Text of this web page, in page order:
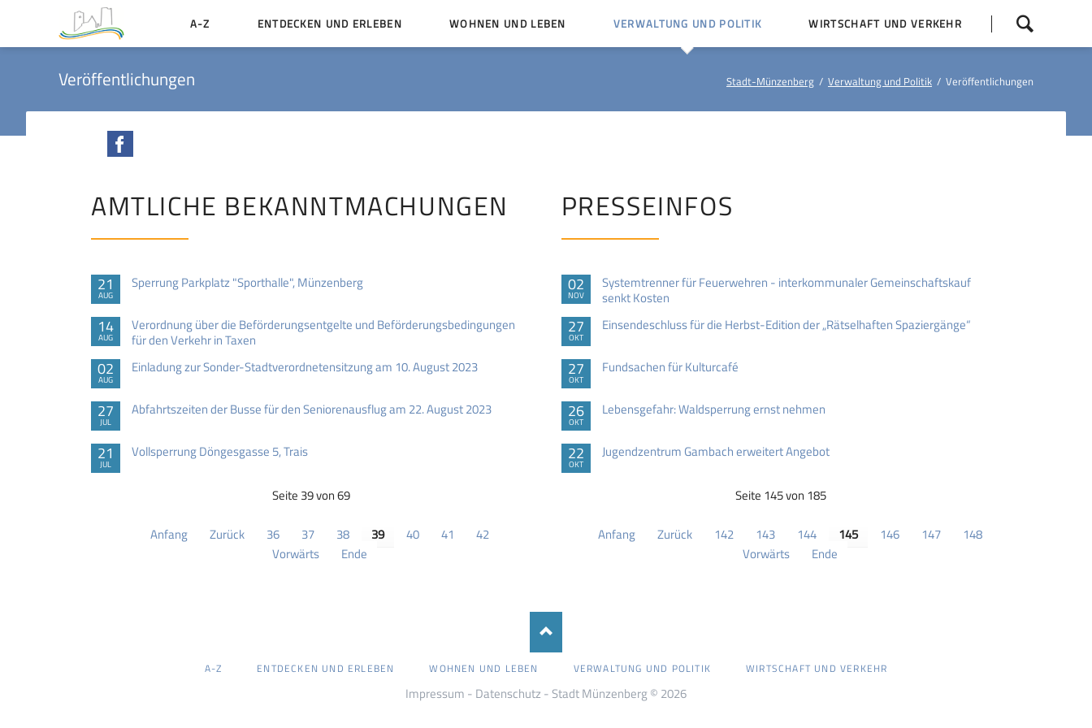
überspringen
A-Z ENTDECKEN UND ERLEBEN WOHNEN UND LEBEN VERWALTUNG UND POLITIK
Politische Gremien
WIRTSCHAFT UND VERKEHR
Veröffentlichungen Stadt-Münzenberg Verwaltung und Politik Veröffentlichungen
AMTLICHE BEKANNTMACHUNGEN
21
AUG
Sperrung Parkplatz "Sporthalle", Münzenberg
14
AUG
Verordnung über die Beförderungsentgelte und Beförderungsbedingungen
für den Verkehr in Taxen
02
AUG
Einladung zur Sonder-Stadtverordnetensitzung am 10. August 2023
27
JUL
Abfahrtszeiten der Busse für den Seniorenausflug am 22. August 2023
21
JUL
Vollsperrung Döngesgasse 5, Trais
Seite 39 von 69
Anfang Zurück 36 37 38 39 40 41
42
Vorwärts
Ende
PRESSEINFOS
02
NOV
Systemtrenner für Feuerwehren - interkommunaler Gemeinschaftskauf
senkt Kosten
27
OKT
Einsendeschluss für die Herbst-Edition der „Rätselhaften Spaziergänge“
27
OKT
Fundsachen für Kulturcafé
26
OKT
Lebensgefahr: Waldsperrung ernst nehmen
22
OKT
Jugendzentrum Gambach erweitert Angebot
Seite 145 von 185
Anfang Zurück 142 143 144 145 146 147
148
Vorwärts
Ende
ÜBERSPRINGEN
A-Z ENTDECKEN UND ERLEBEN WOHNEN UND LEBEN VERWALTUNG UND POLITIK WIRTSCHAFT UND VERKEHR
Impressum - Datenschutz - Stadt Münzenberg © 2026